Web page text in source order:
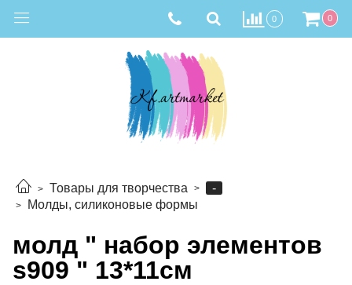
0 0
Товары для творчества
-
Молды, силиконовые формы
молд " набор элементов
s909 " 13*11см